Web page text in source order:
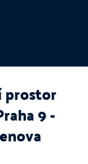
prostor
9 -